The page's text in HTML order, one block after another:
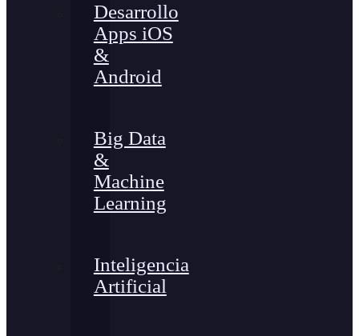
Desarrollo
Apps iOS
&
Android
Big Data
&
Machine
Learning
Inteligencia
Artificial